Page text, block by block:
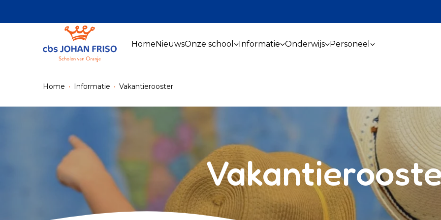
HomeNieuwsOnze school Informatie Onderwijs Personeel
Home Informatie Vakantierooster